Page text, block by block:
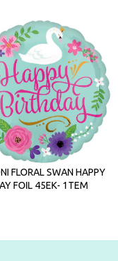
FLORAL SWAN HAPPY
FOIL 45ΕΚ- 1ΤΕΜ